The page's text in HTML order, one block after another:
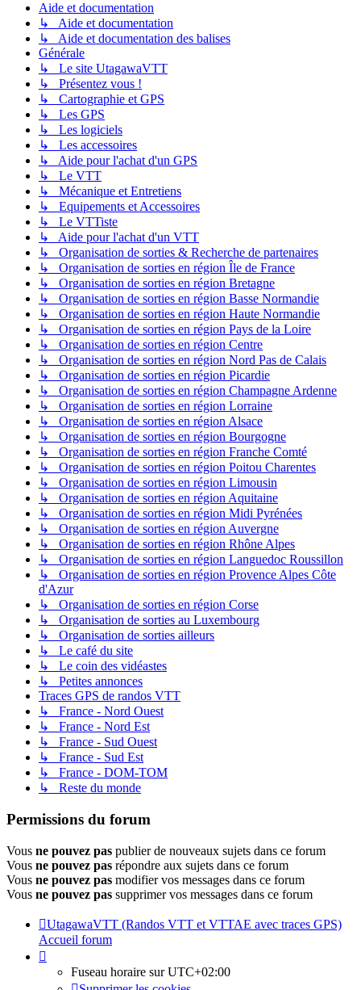
Aide et documentation
↳ Aide et documentation
↳ Aide et documentation des balises
Générale
↳ Le site UtagawaVTT
↳ Présentez vous !
↳ Cartographie et GPS
↳ Les GPS
↳ Les logiciels
↳ Les accessoires
↳ Aide pour l'achat d'un GPS
↳ Le VTT
↳ Mécanique et Entretiens
↳ Equipements et Accessoires
↳ Le VTTiste
↳ Aide pour l'achat d'un VTT
↳ Organisation de sorties & Recherche de partenaires
↳ Organisation de sorties en région Île de France
↳ Organisation de sorties en région Bretagne
↳ Organisation de sorties en région Basse Normandie
↳ Organisation de sorties en région Haute Normandie
↳ Organisation de sorties en région Pays de la Loire
↳ Organisation de sorties en région Centre
↳ Organisation de sorties en région Nord Pas de Calais
↳ Organisation de sorties en région Picardie
↳ Organisation de sorties en région Champagne Ardenne
↳ Organisation de sorties en région Lorraine
↳ Organisation de sorties en région Alsace
↳ Organisation de sorties en région Bourgogne
↳ Organisation de sorties en région Franche Comté
↳ Organisation de sorties en région Poitou Charentes
↳ Organisation de sorties en région Limousin
↳ Organisation de sorties en région Aquitaine
↳ Organisation de sorties en région Midi Pyrénées
↳ Organisation de sorties en région Auvergne
↳ Organisation de sorties en région Rhône Alpes
↳ Organisation de sorties en région Languedoc Roussillon
↳ Organisation de sorties en région Provence Alpes Côte
d'Azur
↳ Organisation de sorties en région Corse
↳ Organisation de sorties au Luxembourg
↳ Organisation de sorties ailleurs
↳ Le café du site
↳ Le coin des vidéastes
↳ Petites annonces
Traces GPS de randos VTT
↳ France - Nord Ouest
↳ France - Nord Est
↳ France - Sud Ouest
↳ France - Sud Est
↳ France - DOM-TOM
↳ Reste du monde
Permissions du forum
Vous ne pouvez pas publier de nouveaux sujets dans ce forum
Vous ne pouvez pas répondre aux sujets dans ce forum
Vous ne pouvez pas modifier vos messages dans ce forum
Vous ne pouvez pas supprimer vos messages dans ce forum
UtagawaVTT (Randos VTT et VTTAE avec traces GPS)
Accueil forum
Fuseau horaire surUTC+02:00